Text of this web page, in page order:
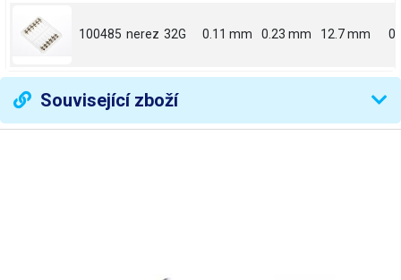
100485 nerez 32G 0.11 mm 0.23 mm 12.7 mm
Související zboží